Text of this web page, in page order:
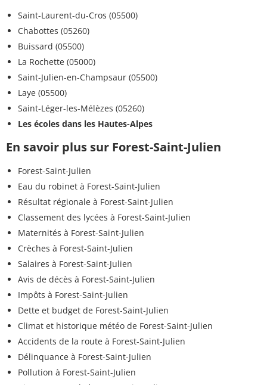
Saint-Laurent-du-Cros (05500)
Chabottes (05260)
Buissard (05500)
La Rochette (05000)
Saint-Julien-en-Champsaur (05500)
Laye (05500)
Saint-Léger-les-Mélèzes (05260)
Les écoles dans les Hautes-Alpes
En savoir plus sur Forest-Saint-Julien
Forest-Saint-Julien
Eau du robinet à Forest-Saint-Julien
Résultat régionale à Forest-Saint-Julien
Classement des lycées à Forest-Saint-Julien
Maternités à Forest-Saint-Julien
Crèches à Forest-Saint-Julien
Salaires à Forest-Saint-Julien
Avis de décès à Forest-Saint-Julien
Impôts à Forest-Saint-Julien
Dette et budget de Forest-Saint-Julien
Climat et historique météo de Forest-Saint-Julien
Accidents de la route à Forest-Saint-Julien
Délinquance à Forest-Saint-Julien
Pollution à Forest-Saint-Julien